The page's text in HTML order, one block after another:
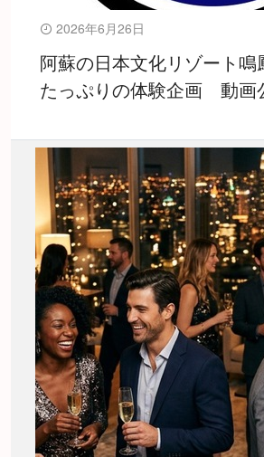
2026年6月26日
阿蘇の日本文化リゾート鳴
たっぷりの体験企画 動画